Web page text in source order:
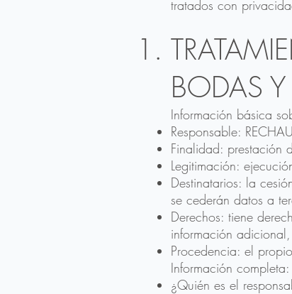
tratados con
BODAS
Información básica
Responsable:
Finalidad: prestación
Legitimación:
Destinatarios: la
se cederán datos a
Derechos: tiene
información
Procedencia: el
Información completa:
¿Quién es el